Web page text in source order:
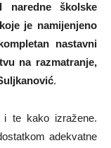
naredne školske
je namijenjeno
nastavni
na razmatranje,
.
i te kako izražene.
adekvatne